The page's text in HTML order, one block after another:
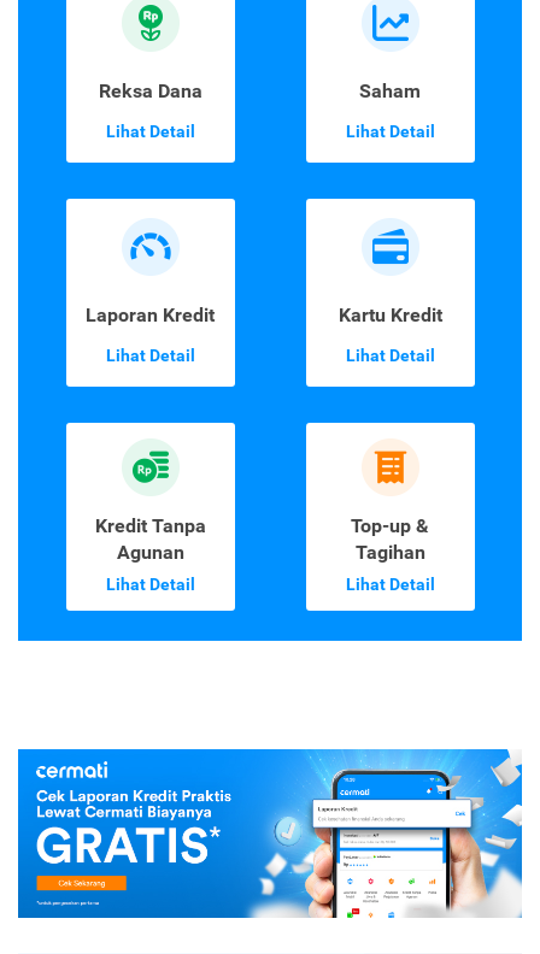
Reksa Dana
Lihat Detail
Saham
Lihat Detail
Laporan Kredit
Lihat Detail
Kartu Kredit
Lihat Detail
Kredit Tanpa
Agunan
Lihat Detail
Top-up &
Tagihan
Lihat Detail